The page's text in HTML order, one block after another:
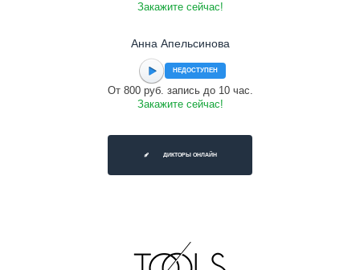
Закажите сейчас!
Анна Апельсинова
НЕДОСТУПЕН
От 800 руб. запись до 10 час.
Закажите сейчас!
ДИКТОРЫ ОНЛАЙН